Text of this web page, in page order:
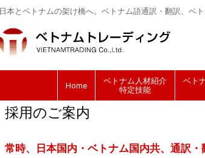
日本とベトナムの架け橋へ。ベトナム語通訳・翻訳、ベ
Home
ベトナム人材紹介
特定技能
ベト
採用のご案内
常時、日本国内・ベトナム国内共、通訳・